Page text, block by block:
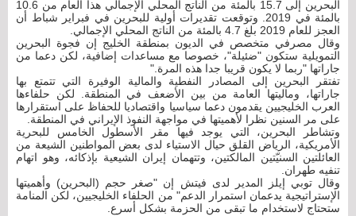
البحرين إلى 15.7 بالمئة من الناتج المحلي الإجمالي هذا العام من 10.6
بالمئة في 2019. وتوقعت تقديرات أولية للبحرين في فبراير شباط أن
العجز للعام 2019 بلغ 4.7 بالمئة من الناتج المحلي الإجمالي.
وقال مصرفي متخصص في الديون بمنطقة الخليج إن فجوة البحرين
التمويلية ستكون "ضئيلة"، خصوصا مع مساعدات إضافية، لكن دعما من
جاراتها "ربما لا يكون قريبا جدا هذه المرة."
تفتقر البحرين إلى المصادر النفطية والمالية الوفيرة التي تتمتع بها
جاراتها، وماليتها العامة من بين الأضعف في المنطقة. لكن حلفاءها
العرب الخليجيين يقدمون دعما سياسيا واقتصاديا للحفاظ على استقرارها
على مر السنين نظرا لأهميتها في مواجهة النفوذ الإيراني في المنطقة.
وتشاطر البحرين، التي يوجد فيها مقر الأسطول الخامس للبحرية
الأمريكية، الرياض القلق حيال الاستياء لدى بعض المواطنين الشيعة من
العائلتين السنيّتين المالكتين، وتتهمان إيران الشيعية بإذكائه، وهو اتهام
تنفيه طهران.
وقال توبي إيلز المدير لدى فيتش إن "صغر حجم (البحرين) وأهميتها
الإستراتيجية يدعمان استمرار الدعم" من الحلفاء الخليجيين، لكن المنامة
ستحتاج لاستخدام ما تبقى من الحزمة بشكل أسرع.